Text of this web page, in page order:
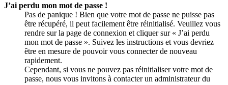
J’ai perdu mon mot de passe !
Pas de panique ! Bien que votre mot de passe ne puisse pas
être récupéré, il peut facilement être réinitialisé. Veuillez vous
rendre sur la page de connexion et cliquer sur « J’ai perdu
mon mot de passe ». Suivez les instructions et vous devriez
être en mesure de pouvoir vous connecter de nouveau
rapidement.
Cependant, si vous ne pouvez pas réinitialiser votre mot de
passe, nous vous invitons à contacter un administrateur du